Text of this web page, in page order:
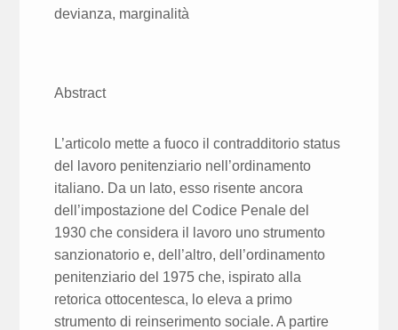
devianza, marginalità
Abstract
L’articolo mette a fuoco il contradditorio status
del lavoro penitenziario nell’ordinamento
italiano. Da un lato, esso risente ancora
dell’impostazione del Codice Penale del
1930 che considera il lavoro uno strumento
sanzionatorio e, dell’altro, dell’ordinamento
penitenziario del 1975 che, ispirato alla
retorica ottocentesca, lo eleva a primo
strumento di reinserimento sociale. A partire